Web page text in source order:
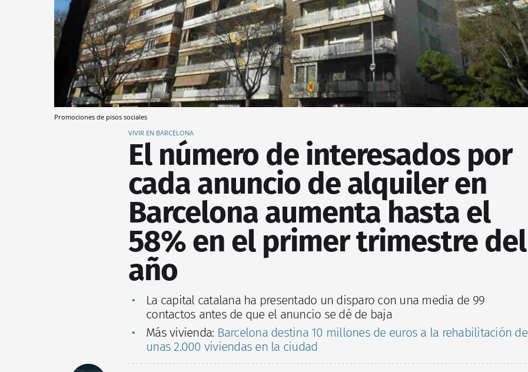
Promociones de pisos sociales
VIVIR EN BARCELONA
El número de interesados por
cada anuncio de alquiler en
Barcelona aumenta hasta el
58% en el primer trimestre del
año
La capital catalana ha presentado un disparo con una media de 99
contactos antes de que el anuncio se dé de baja
Más vivienda: Barcelona destina 10 millones de euros a la rehabilitación de
unas 2.000 viviendas en la ciudad